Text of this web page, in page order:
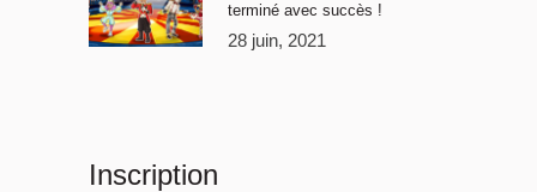
terminé avec succès !
28 juin, 2021
Inscription